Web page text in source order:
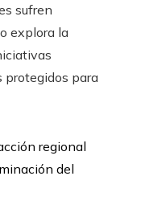
sufren
explora la
protegidos para